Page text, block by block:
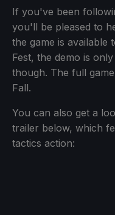
If you've been
you'll be pleased to
the game is available
Fest, the demo is
though. The full
Fall.
You can also get a
trailer below, which
tactics action: